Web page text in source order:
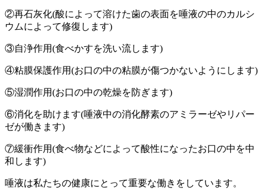
②再石灰化(酸によって溶けた歯の表面を唾液の中のカルシ
ウムによって修復します)
③自浄作用(食べかすを洗い流します)
④粘膜保護作用(お口の中の粘膜が傷つかないようにします)
⑤湿潤作用(お口の中の乾燥を防ぎます)
⑥消化を助けます(唾液中の消化酵素のアミラーゼやリパー
ゼが働きます)
⑦緩衝作用(食べ物などによって酸性になったお口の中を中
和します)
唾液は私たちの健康にとって重要な働きをしています。